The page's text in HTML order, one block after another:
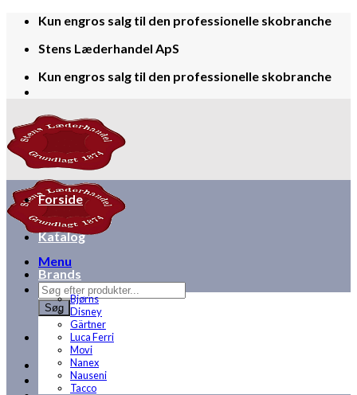
Skip
content
Kun engros salg til den professionelle skobranche
Stens Læderhandel ApS
Kun engros salg til den professionelle skobranche
Menu
Products
search
Søg
Forside
Katalog
Brands
Bjørns
Disney
Gärtner
Luca Ferri
Movi
Nanex
Nauseni
Tacco